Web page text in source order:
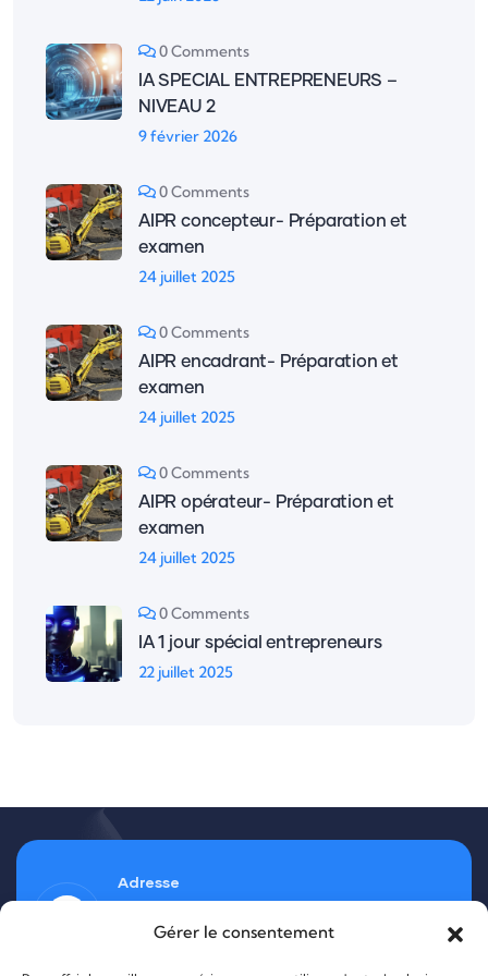
Gérer le consentement
0 Comments
IA SPECIAL ENTREPRENEURS –
NIVEAU 2
9 février 2026
0 Comments
AIPR concepteur- Préparation et
examen
24 juillet 2025
0 Comments
AIPR encadrant- Préparation et
examen
24 juillet 2025
0 Comments
AIPR opérateur- Préparation et
examen
24 juillet 2025
0 Comments
IA 1 jour spécial entrepreneurs
22 juillet 2025
Adresse
87280 Limoges